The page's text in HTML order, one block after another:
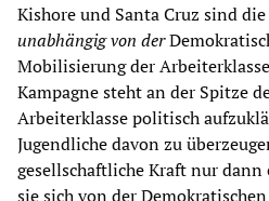
Kishore und Santa Cruz sind
unabhängig von der
Mobilisierung der
Kampagne steht an der Spitze
Arbeiterklasse politisch
Jugendliche davon zu
gesellschaftliche Kraft nur
sie sich von der